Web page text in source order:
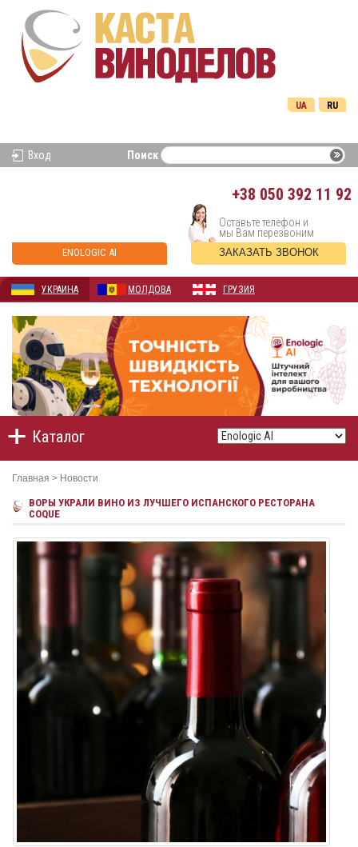
RU
UA
Вход Поиск
+38 050 392 11 92
ENOLOGIC AI
Оставьте телефон и
мы Вам перезвоним
ЗАКАЗАТЬ ЗВОНОК
УКРАИНА МОЛДОВА ГРУЗИЯ
Каталог
Главная > Новости
ВОРЫ УКРАЛИ ВИНО ИЗ ЛУЧШЕГО ИСПАНСКОГО РЕСТОРАНА
COQUE